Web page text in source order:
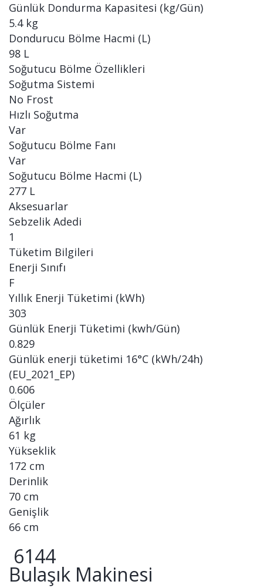
Günlük Dondurma Kapasitesi (kg/Gün)
5.4 kg
Dondurucu Bölme Hacmi (L)
98 L
Soğutucu Bölme Özellikleri
Soğutma Sistemi
No Frost
Hızlı Soğutma
Var
Soğutucu Bölme Fanı
Var
Soğutucu Bölme Hacmi (L)
277 L
Aksesuarlar
Sebzelik Adedi
1
Tüketim Bilgileri
Enerji Sınıfı
F
Yıllık Enerji Tüketimi (kWh)
303
Günlük Enerji Tüketimi (kwh/Gün)
0.829
Günlük enerji tüketimi 16°C (kWh/24h)
(EU_2021_EP)
0.606
Ölçüler
Ağırlık
61 kg
Yükseklik
172 cm
Derinlik
70 cm
Genişlik
66 cm
6144
Bulaşık Makinesi